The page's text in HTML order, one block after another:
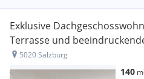
Exklusive
Terrasse und
5020 Salzburg
140